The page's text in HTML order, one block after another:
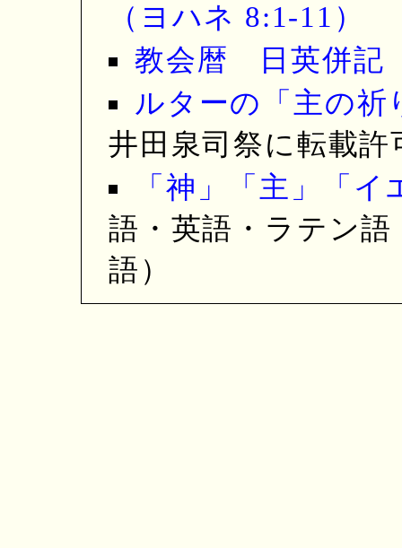
（ヨハネ 8:1-11）
教会暦 日英併記
ルターの「主の祈
井田泉司祭に転載
「神」「主」「
語・英語・ラテン
語）